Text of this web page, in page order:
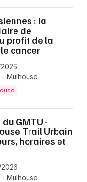
: la
de
profit de la
cancer
Mulhouse
GMTU -
Trail Urbain
horaires et
Mulhouse